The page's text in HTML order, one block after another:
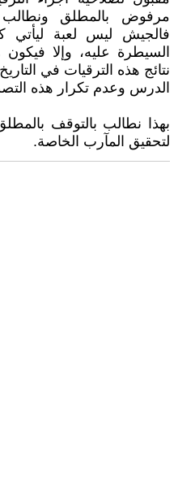
مرفوض بالمطلق ونطالب
فالجيش ليس لعبة
السيطرة عليه، وإلا
نتائج هذه الترقيات في
الدرس وعدم تكرار هذه
بهذا نطالب بالتوقف
لتحقيق المآرب الخاصة.